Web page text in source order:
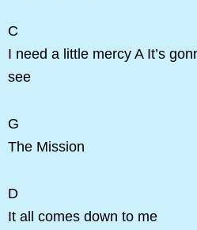
C
I need a little mercy A It’s
see
G
The Mission
D
It all comes down to me